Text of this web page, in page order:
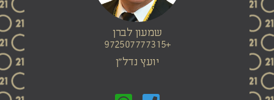
שמעון לברן
+972507777315
יועץ נדל"ן